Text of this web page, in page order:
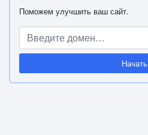
Поможем улучшить ваш сайт.
Начать